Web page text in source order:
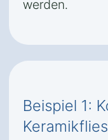
werden.
Beispiel 1: